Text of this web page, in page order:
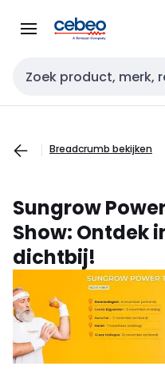
naar
naar
Zoekveld invoer
Breadcrumb bekijken
Sungrow
Show: Ontdek
dichtbij!